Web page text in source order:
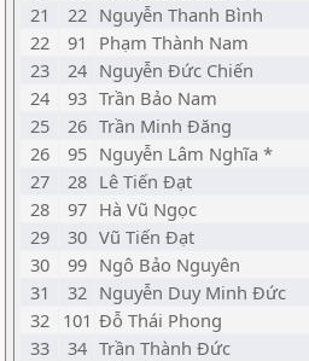
21
22 Nguyễn Thanh Bình
22
91 Phạm Thành Nam
23
24 Nguyễn Đức Chiến
24
93 Trần Bảo Nam
25
26 Trần Minh Đăng
26
95 Nguyễn Lâm Nghĩa *
27
28 Lê Tiến Đạt
28
97 Hà Vũ Ngọc
29
30 Vũ Tiến Đạt
30
99 Ngô Bảo Nguyên
31
32 Nguyễn Duy Minh Đức
32 101 Đỗ Thái Phong
33
34 Trần Thành Đức